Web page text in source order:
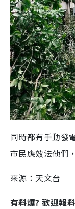
同時都有手動發
市民應效法他們
來源：天文台
有料爆? 歡迎報